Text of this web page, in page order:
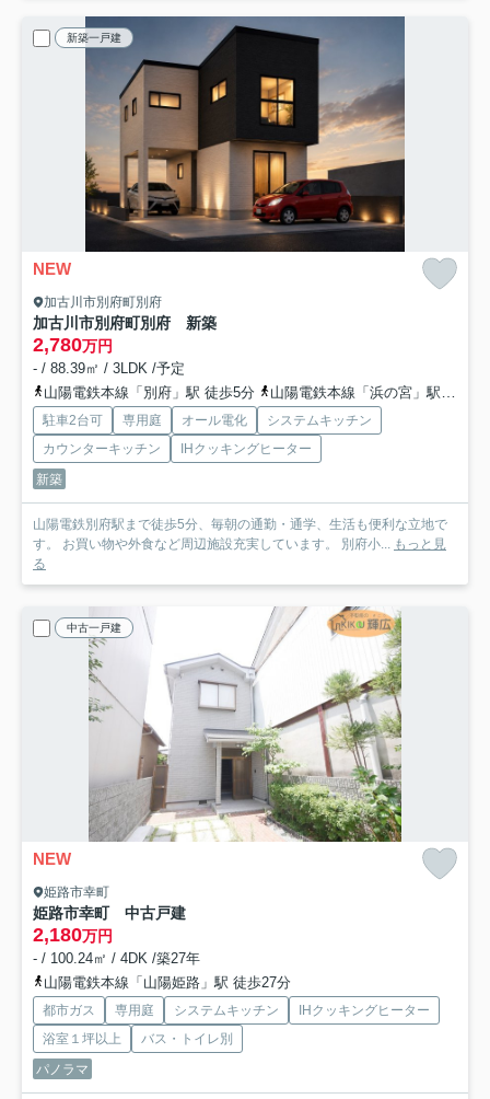
新築一戸建
NEW
加古川市別府町別府
加古川市別府町別府 新築
2,780万円
- / 88.39㎡ / 3LDK /予定
山陽電鉄本線「別府」駅 徒歩5分
山陽電鉄本線「浜の宮」駅 徒歩27分
駐車2台可 専用庭 オール電化
システムキッチン
カウンターキッチン
IHクッキングヒーター
新築
山陽電鉄別府駅まで徒歩5分、毎朝の通勤・通学、生活も便利な立地で
す。 お買い物や外食など周辺施設充実しています。 別府小...
もっと見
る
中古一戸建
NEW
姫路市幸町
姫路市幸町 中古戸建
2,180万円
- / 100.24㎡ / 4DK /築27年
山陽電鉄本線「山陽姫路」駅 徒歩27分
都市ガス 専用庭 システムキッチン
IHクッキングヒーター
浴室１坪以上
バス・トイレ別
パノラマ